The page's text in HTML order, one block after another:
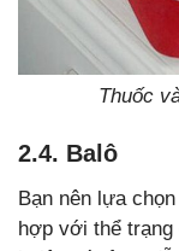
Thuốc
2.4. Balô
Bạn nên lựa
hợp với thể